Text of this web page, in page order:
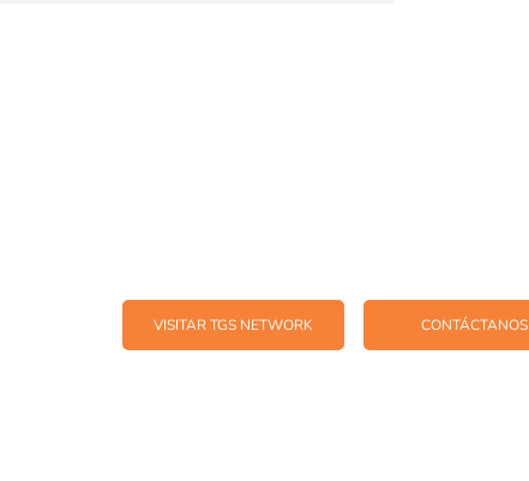
VISITAR TGS NETWORK CONTÁCTANOS